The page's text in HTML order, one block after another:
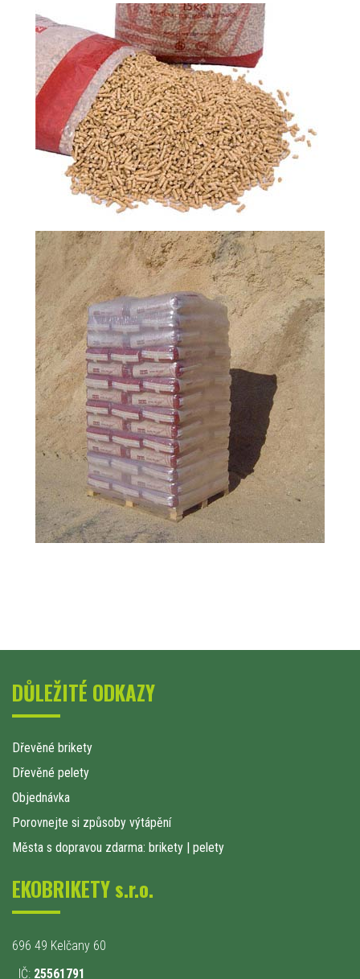
DŮLEŽITÉ ODKAZY
Dřevěné brikety
Dřevěné pelety
Objednávka
Porovnejte si způsoby výtápění
Města s dopravou zdarma: brikety | pelety
EKOBRIKETY s.r.o.
696 49 Kelčany 60
IČ: 25561791